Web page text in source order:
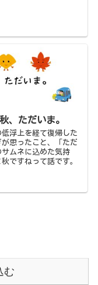
、ただいま。
低浮上を経て復帰した
が思ったこと、「ただ
サムネに込めた気持
ですねって話です。
む